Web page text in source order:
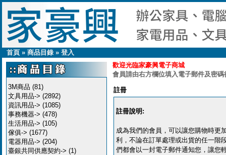
首頁 » 商品目錄» 登入
3M商品 (81)
文具用品-> (2892)
資訊用品-> (1085)
事務機器-> (478)
生活用品-> (105)
傢俱-> (1677)
電器用品-> (204)
臺銀共同供應契約-> (1)
歡迎光臨家豪興電子商城
會員請由右方欄位填入電子郵件及密
註冊
註冊說明:
成為我們的會員，可以讓您購物時更
利，不論在訂單處理或出貨的任一階
們都會以一封電子郵件通知您，讓您